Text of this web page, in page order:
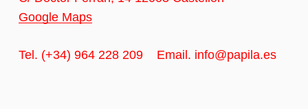
Google Maps
Tel. (+34) 964 228 209 Email. info@papila.es